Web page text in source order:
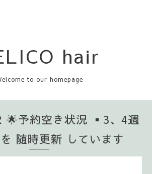
hair
to our homepage
🌟予約空き状況 ▪️3、4週
随時更新 しています